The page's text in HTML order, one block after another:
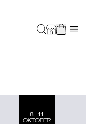
8.-11.
OKTOBER